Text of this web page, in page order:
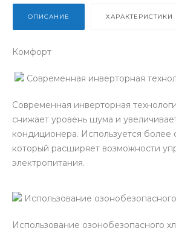
ОПИСАНИЕ ХАРАКТЕРИСТИКИ
Комфорт
Современная инверторная
Современная инверторная
снижает уровень шума и
кондиционера. Используется
который расширяет возможности
электропитания.
Использование
Использование озонобезопасного